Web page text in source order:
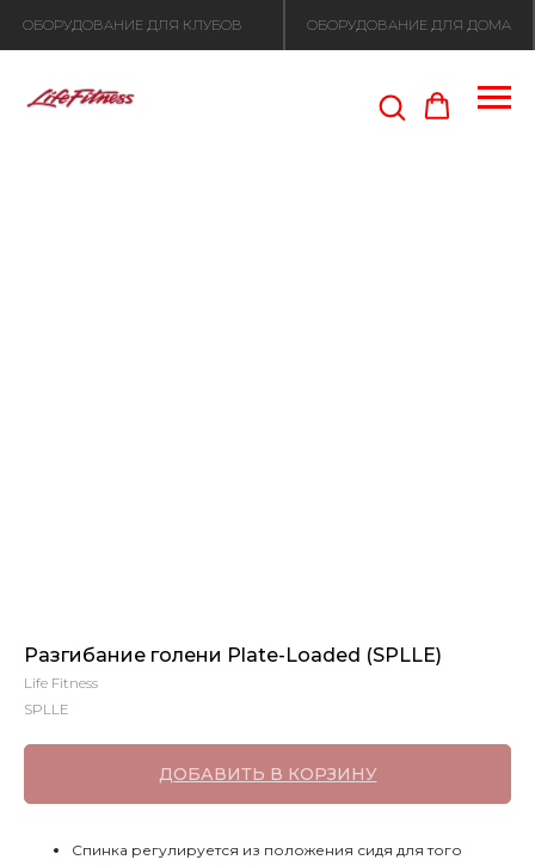
Разгибание голени Plate-Loaded (SPLLE)
Life Fitness
SPLLE
ДОБАВИТЬ В КОРЗИНУ
Спинка регулируется из положения сидя для того